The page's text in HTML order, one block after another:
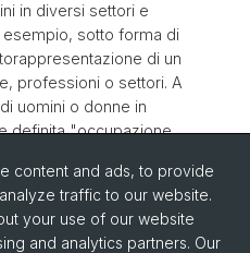
in diversi settori e
esempio, sotto forma di
di un
professioni o settori. A
uomini o donne in
definita "occupazione
content and ads, to provide
traffic to our website.
your use of our website
and analytics partners. Our